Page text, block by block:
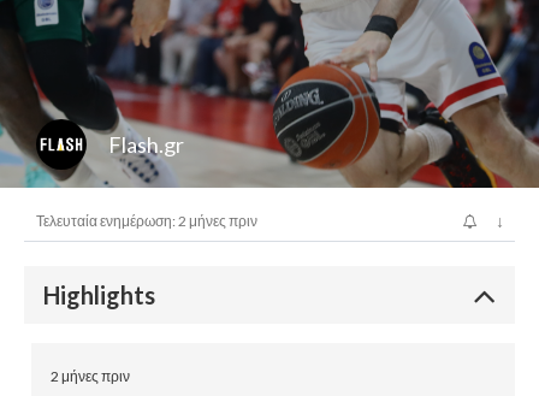
Flash.gr
Τελευταία ενημέρωση: 2 μήνες πριν ↓
Highlights
2 μήνες πριν